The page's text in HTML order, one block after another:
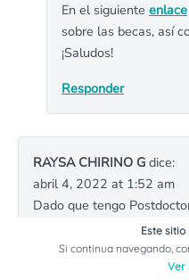
En el siguiente enlace
sobre las becas, así
¡Saludos!
Responder
RAYSA CHIRINO G dice:
abril 4, 2022 at 1:52 am
Dado que tengo
esada es en estancia de
Este sitio
Si continua navegando,
Ver